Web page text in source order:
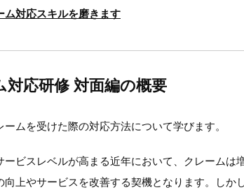
ム対応スキルを磨きます
対応研修 対面編の概要
ムを受けた際の対応方法について学びます。
ービスレベルが高まる近年において、クレーム
向上やサービスを改善する契機となります。し